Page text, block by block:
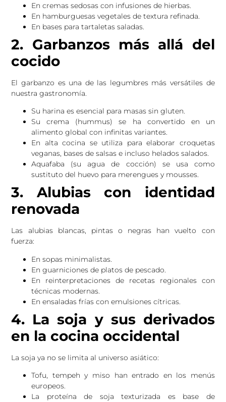
En cremas sedosas con infusiones de hierbas.
En hamburguesas vegetales de textura refinada.
En bases para tartaletas saladas.
2. Garbanzos más allá del
cocido
El garbanzo es una de las legumbres más versátiles de
nuestra gastronomía.
Su harina es esencial para masas sin gluten.
Su crema (hummus) se ha convertido en un
alimento global con infinitas variantes.
En alta cocina se utiliza para elaborar croquetas
veganas, bases de salsas e incluso helados salados.
Aquafaba (su agua de cocción) se usa como
sustituto del huevo para merengues y mousses.
3. Alubias con identidad
renovada
Las alubias blancas, pintas o negras han vuelto con
fuerza:
En sopas minimalistas.
En guarniciones de platos de pescado.
En reinterpretaciones de recetas regionales con
técnicas modernas.
En ensaladas frías con emulsiones cítricas.
4. La soja y sus derivados
en la cocina occidental
La soja ya no se limita al universo asiático:
Tofu, tempeh y miso han entrado en los menús
europeos.
La proteína de soja texturizada es base de